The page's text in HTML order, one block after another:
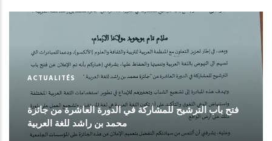
ACTUALITÉS
فتح باب الترشيح للمشاركة في الدورة العاشرة من جائزة
محمد بن راشد للغة العربية